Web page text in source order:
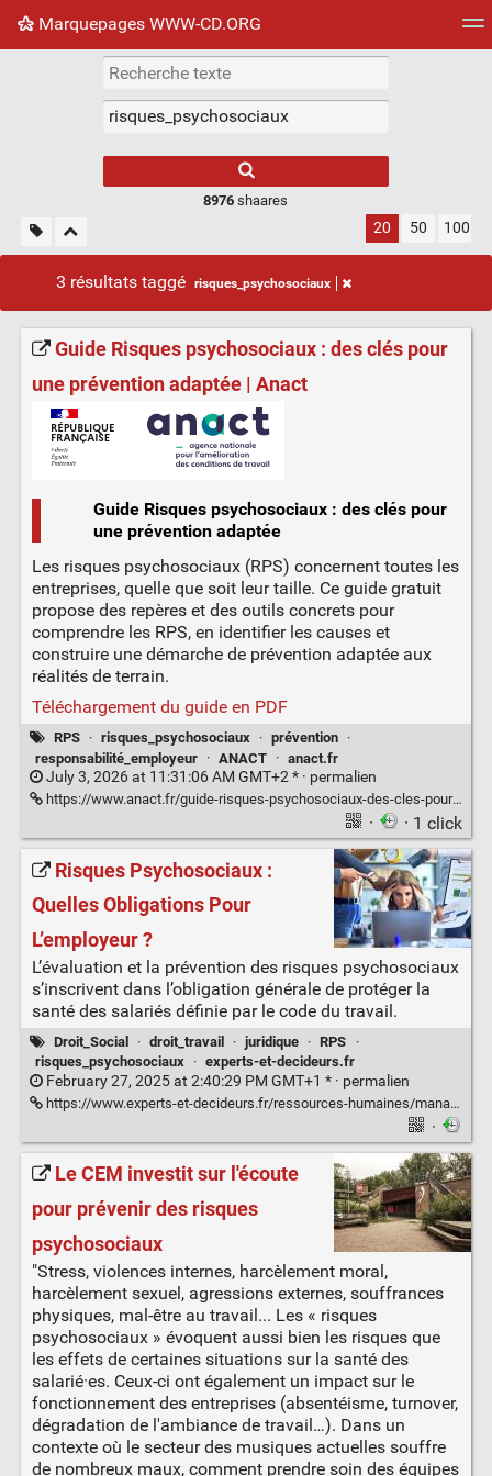
Marquepages WWW-CD.ORG
Nuage de tags Mur d'images
8976 shaares
20 50 100
3 résultats taggé risques_psychosociaux
Guide Risques psychosociaux : des clés pour
une prévention adaptée | Anact
Guide Risques psychosociaux : des clés pour
une prévention adaptée
Les risques psychosociaux (RPS) concernent toutes les
entreprises, quelle que soit leur taille. Ce guide gratuit
propose des repères et des outils concrets pour
comprendre les RPS, en identifier les causes et
construire une démarche de prévention adaptée aux
réalités de terrain.
Téléchargement du guide en PDF
RPS · risques_psychosociaux · prévention ·
responsabilité_employeur
· ANACT · anact.fr
July 3, 2026 at 11:31:06 AM GMT+2 * · permalien
https://www.anact.fr/guide-risques-psychosociaux-des-cles-pour-une-prevention-adaptee
· · 1 click
Risques Psychosociaux :
Quelles Obligations Pour
L’employeur ?
L’évaluation et la prévention des risques psychosociaux
s’inscrivent dans l’obligation générale de protéger la
santé des salariés définie par le code du travail.
Droit_Social · droit_travail · juridique · RPS
·
risques_psychosociaux
· experts-et-decideurs.fr
February 27, 2025 at 2:40:29 PM GMT+1 * · permalien
https://www.experts-et-decideurs.fr/ressources-humaines/management/risques-psychosociaux-quelles-obligations-pour-lemployeur/
·
Le CEM investit sur l'écoute
pour prévenir des risques
psychosociaux
"Stress, violences internes, harcèlement moral,
harcèlement sexuel, agressions externes, souffrances
physiques, mal-être au travail... Les « risques
psychosociaux » évoquent aussi bien les risques que
les effets de certaines situations sur la santé des
salarié·es. Ceux-ci ont également un impact sur le
fonctionnement des entreprises (absentéisme, turnover,
dégradation de l'ambiance de travail…). Dans un
contexte où le secteur des musiques actuelles souffre
de nombreux maux, comment prendre soin des équipes